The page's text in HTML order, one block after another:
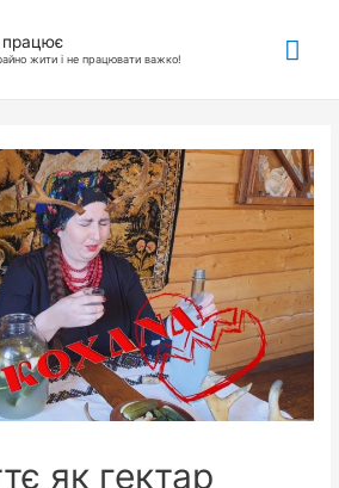
жити і не працювати важко!
як гектар